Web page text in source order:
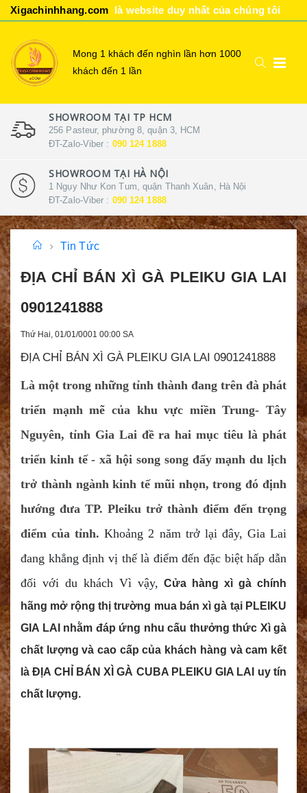
Xigachinhhang.com là website duy nhất của chúng tôi
Mong 1 khách đến nghìn lần hơn 1000
khách đến 1 lần
SHOWROOM TẠI TP HCM
256 Pasteur, phường 8, quận 3, HCM
ĐT-Zalo-Viber : 090 124 1888
SHOWROOM TẠI HÀ NỘI
1 Ngụy Như Kon Tum, quận Thanh Xuân, Hà Nội
ĐT-Zalo-Viber : 090 124 1888
Tin Tức
ĐỊA CHỈ BÁN XÌ GÀ PLEIKU GIA LAI
0901241888
Thứ Hai, 01/01/0001 00:00 SA
ĐỊA CHỈ BÁN XÌ GÀ PLEIKU GIA LAI 0901241888
Là một trong những tỉnh thành đang trên đà phát
triển mạnh mẽ của khu vực miền Trung- Tây
Nguyên, tỉnh Gia Lai đề ra hai mục tiêu là phát
triển kinh tế - xã hội song song đẩy mạnh du lịch
trở thành ngành kinh tế mũi nhọn, trong đó định
hướng đưa TP. Pleiku trở thành điểm đến trọng
điểm của tỉnh.Khoảng 2 năm trở lại đây, Gia Lai
đang khẳng định vị thế là điểm đến đặc biệt hấp dẫn
đối với du khách Vì vậy,Cửa hàng xì gà chính
hãng mở rộng thị trường mua bán xì gà tại PLEIKU
GIA LAI nhằm đáp ứng nhu cấu thưởng thức Xì gà
chất lượng và cao cấp của khách hàng và cam kết
là ĐỊA CHỈ BÁN XÌ GÀ CUBA PLEIKU GIA LAI uy tín
chất lượng.